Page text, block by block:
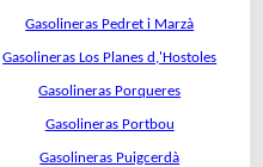
Gasolineras Pedret i Marzà
Gasolineras Los Planes d,'Hostoles
Gasolineras Porqueres
Gasolineras Portbou
Gasolineras Puigcerdà